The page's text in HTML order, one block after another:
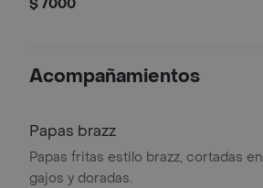
$ 7000
Acompañamientos
Papas brazz
Papas fritas estilo brazz, cortadas en
gajos y doradas.